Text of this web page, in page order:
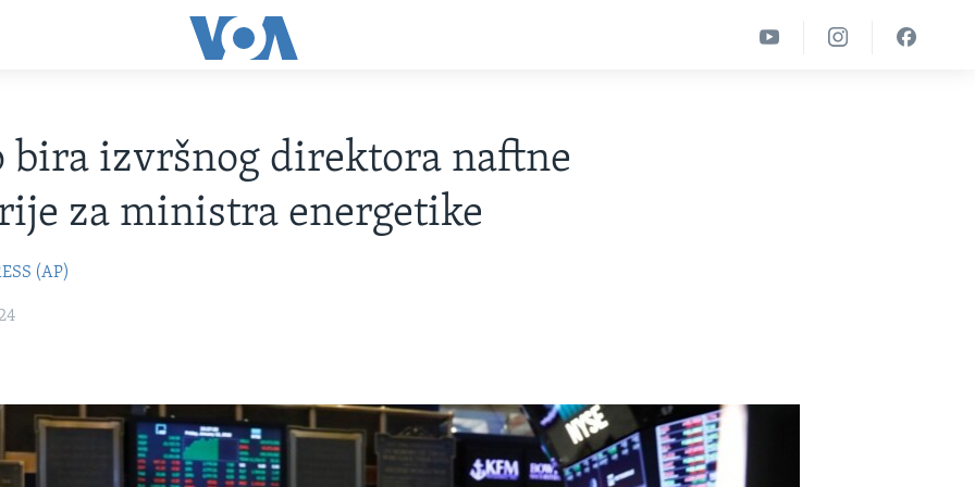
bira izvršnog direktora naftne
za ministra energetike
(AP)